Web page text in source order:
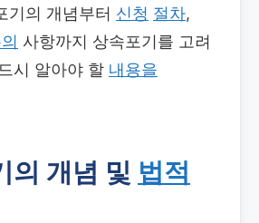
기의 개념부터 신청 절차,
사항까지 상속포기를 고려
시 알아야 할 내용을
의 개념 및 법적